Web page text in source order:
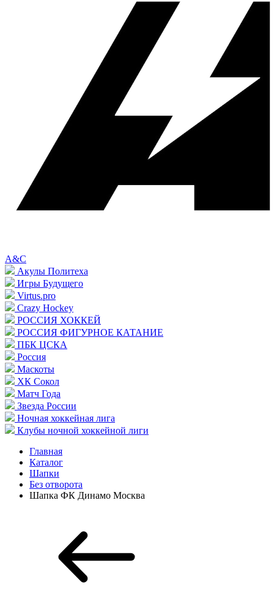
A&C
Акулы Политеха
Игры Будущего
Virtus.pro
Crazy Hockey
РОССИЯ ХОККЕЙ
РОССИЯ ФИГУРНОЕ КАТАНИЕ
ПБК ЦСКА
Россия
Маскоты
ХК Сокол
Матч Года
Звезда России
Ночная хоккейная лига
Клубы ночной хоккейной лиги
Главная
Каталог
Шапки
Без отворота
Шапка ФК Динамо Москва